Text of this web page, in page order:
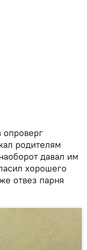
родителям
давал им
хорошего
отвез парня